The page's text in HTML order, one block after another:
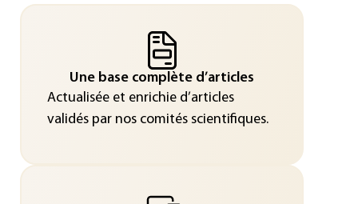
Une base complète d’articles
Actualisée et enrichie d’articles
validés par nos comités scientifiques.